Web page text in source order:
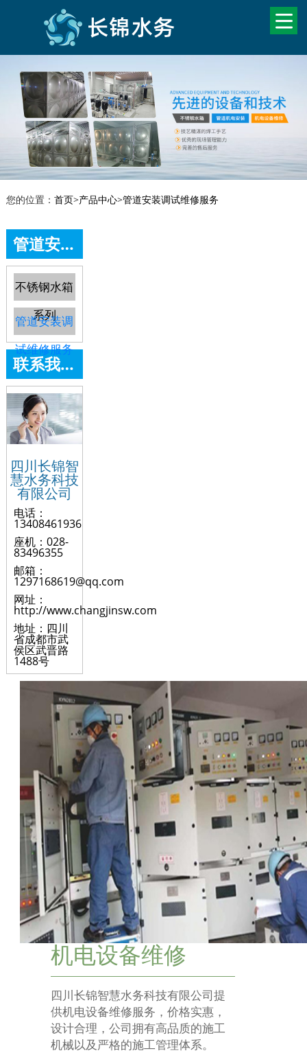
您的位置： 首页>产品中心>管道安装调试维修服务
管道安装调试维修服务
不锈钢水箱
系列
管道安装调
试维修服务
联系我们
四川长锦智
慧水务科技
有限公司
电话：
13408461936
座机：028-
83496355
邮箱：
1297168619@qq.com
网址：
http://www.changjinsw.com
地址：四川
省成都市武
侯区武晋路
1488号
机电设备维修
四川长锦智慧水务科技有限公司提
供机电设备维修服务，价格实惠，
设计合理，公司拥有高品质的施工
机械以及严格的施工管理体系。